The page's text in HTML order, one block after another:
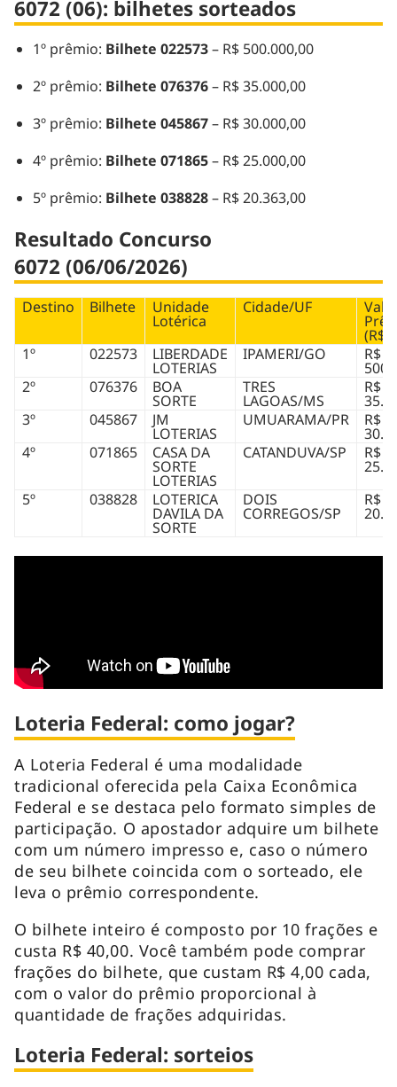
6072 (06): bilhetes sorteados
1º prêmio: Bilhete 022573– R$ 500.000,00
2º prêmio: Bilhete 076376– R$ 35.000,00
3º prêmio: Bilhete 045867– R$ 30.000,00
4º prêmio: Bilhete 071865– R$ 25.000,00
5º prêmio: Bilhete 038828– R$ 20.363,00
Resultado Concurso
6072 (06/06/2026)
Destino Bilhete Unidade
Lotérica
Cidade/UF
(R$)
1º
022573 LIBERDADE
LOTERIAS
IPAMERI/GO R$
2º
076376 BOA
SORTE
TRES
LAGOAS/MS
R$
3º
045867 JM
LOTERIAS
UMUARAMA/PR R$
4º
071865 CASA DA
SORTE
LOTERIAS
CATANDUVA/SP R$
5º
038828 LOTERICA
DAVILA DA
SORTE
DOIS
CORREGOS/SP
R$
Loteria Federal: como jogar?
A Loteria Federal é uma modalidade
tradicional oferecida pela Caixa Econômica
Federal e se destaca pelo formato simples de
participação. O apostador adquire um bilhete
com um número impresso e, caso o número
de seu bilhete coincida com o sorteado, ele
leva o prêmio correspondente.
O bilhete inteiro é composto por 10 frações e
custa R$ 40,00. Você também pode comprar
frações do bilhete, que custam R$ 4,00 cada,
com o valor do prêmio proporcional à
quantidade de frações adquiridas.
Loteria Federal: sorteios